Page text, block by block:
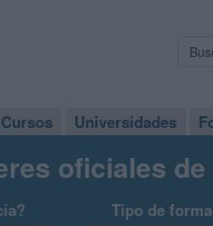
Cursos Universidades
oficiales de
Tipo de